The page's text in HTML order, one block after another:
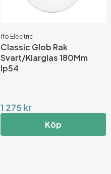
Ifö Electric
Classic Glob Rak
Svart/Klarglas 180Mm
Ip54
1 275 kr
Köp